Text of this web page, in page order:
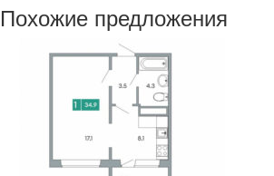
Похожие предложения